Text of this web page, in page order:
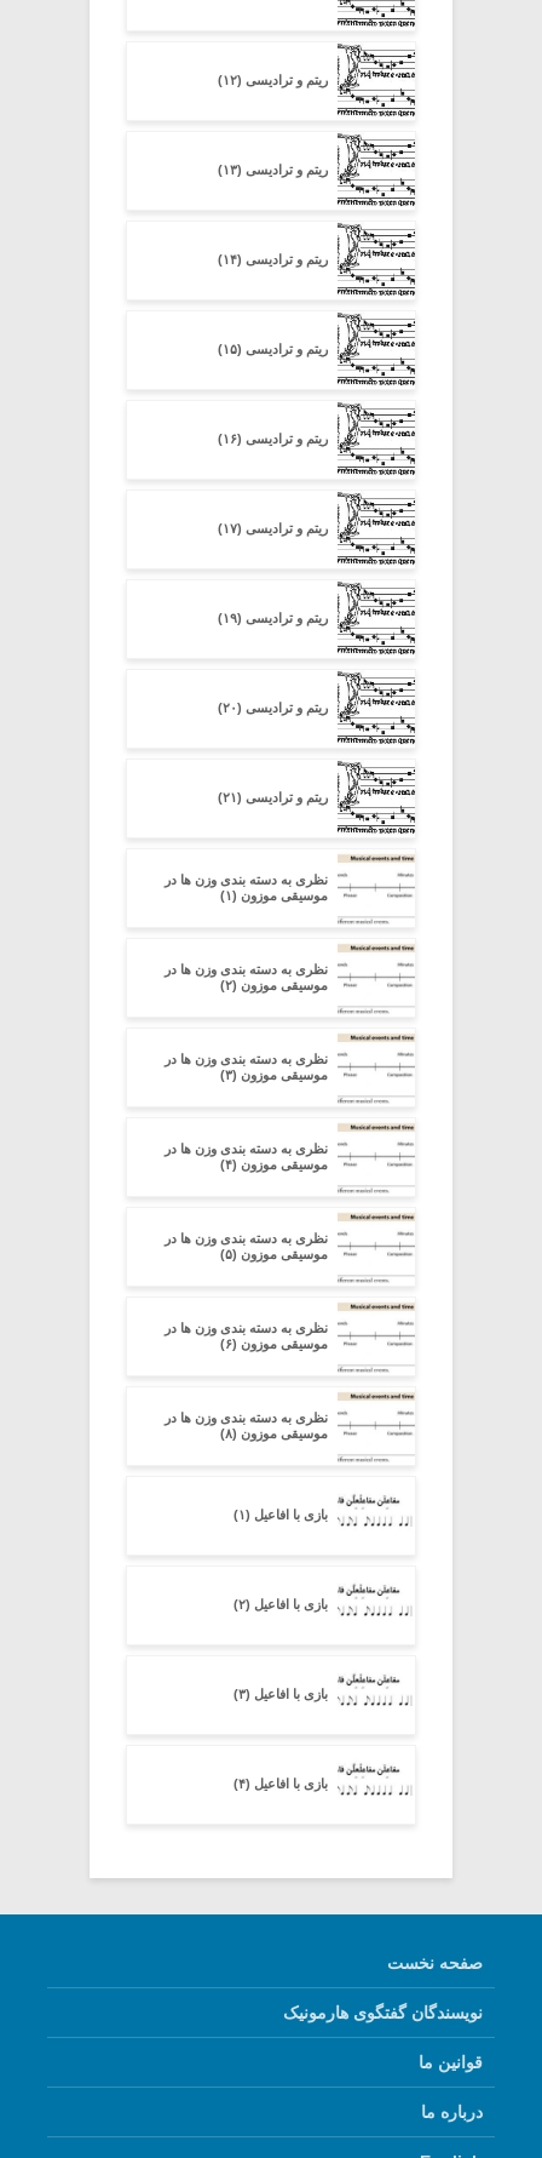
ریتم و ترادیسی (۱۲)
ریتم و ترادیسی (۱۳)
ریتم و ترادیسی (۱۴)
ریتم و ترادیسی (۱۵)
ریتم و ترادیسی (۱۶)
ریتم و ترادیسی (۱۷)
ریتم و ترادیسی (۱۹)
ریتم و ترادیسی (۲۰)
ریتم و ترادیسی (۲۱)
نظری به دسته ‏بندی وزن‏ ها در
موسیقی موزون (۱)
نظری به دسته ‏بندی وزن‏ ها در
موسیقی موزون (۲)
نظری به دسته ‏بندی وزن‏ ها در
موسیقی موزون (۳)
نظری به دسته ‏بندی وزن‏ ها در
موسیقی موزون (۴)
نظری به دسته ‏بندی وزن‏ ها در
موسیقی موزون (۵)
نظری به دسته ‏بندی وزن‏ ها در
موسیقی موزون (۶)
نظری به دسته ‏بندی وزن‏ ها در
موسیقی موزون (۸)
بازی با افاعیل (۱)
بازی با افاعیل (۲)
بازی با افاعیل (۳)
بازی با افاعیل (۴)
صفحه نخست
نویسندگان گفتگوی هارمونیک
قوانین ما
درباره ما